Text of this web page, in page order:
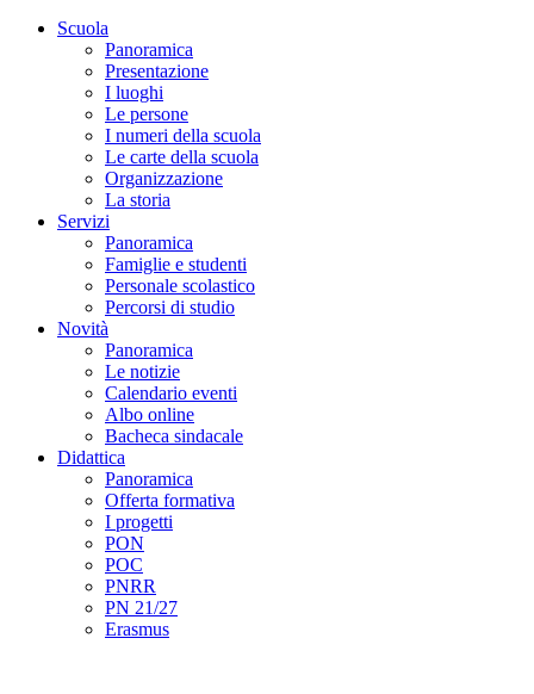
Scuola
Panoramica
Presentazione
I luoghi
Le persone
I numeri della scuola
Le carte della scuola
Organizzazione
La storia
Servizi
Panoramica
Famiglie e studenti
Personale scolastico
Percorsi di studio
Novità
Panoramica
Le notizie
Calendario eventi
Albo online
Bacheca sindacale
Didattica
Panoramica
Offerta formativa
I progetti
PON
POC
PNRR
PN 21/27
Erasmus